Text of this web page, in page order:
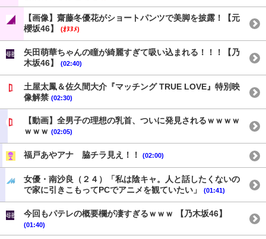
【画像】齋藤冬優花がショートパンツで美脚を披露！【元
櫻坂46】
(ｵﾇﾇﾒ)
矢田萌華ちゃんの瞳が綺麗すぎて吸い込まれる！！！【乃
木坂46】
(02:40)
土屋太鳳＆佐久間大介『マッチング TRUE LOVE』特別映
像解禁 (02:30)
【動画】全男子の理想の乳首、ついに発見されるｗｗｗｗ
ｗｗｗ (02:05)
福戸あやアナ 脇チラ見え！！ (02:00)
女優・南沙良（２４）「私は陰キャ。人と話したくないの
で家に引きこもってPCでアニメを観ていたい」
(01:41)
今回もパテレの概要欄が凄すぎるｗｗｗ 【乃木坂46】
(01:40)